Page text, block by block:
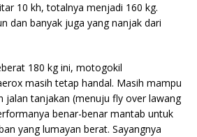
10 kh, totalnya menjadi 160 kg.
dan banyak juga yang nanjak dari
180 kg ini, motogokil
masih tetap handal. Masih mampu
jalan tanjakan (menuju fly over lawang
benar-benar mantab untuk
yang lumayan berat. Sayangnya